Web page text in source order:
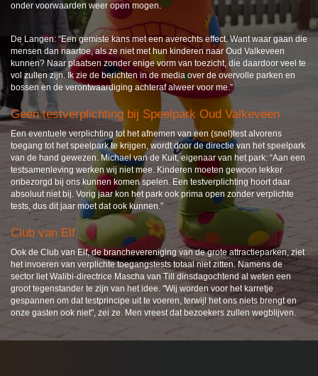
onder voorwaarden weer open mogen.
De Langen: “Een gemiste kans met een averechts effect. Want waar gaan die
mensen dan naartoe, als ze niet met hun kinderen naar Oud Valkeveen
kunnen? Naar plaatsen zonder enige vorm van toezicht, die daardoor veel te
vol zullen zijn. Ik zie de berichten in de media over de overvolle parken en
bossen en de verontwaardiging achteraf alweer voor me.”
Geen testverplichting bij Speelpark Oud Valkeveen
Een eventuele verplichting tot het afnemen van een (snel)test alvorens
toegang tot het speelpark te krijgen, wordt door de directie van het speelpark
van de hand gewezen. Michael van de Kuit, eigenaar van het park: “Aan een
testsamenleving werken wij niet mee. Kinderen moeten gewoon lekker
onbezorgd bij ons kunnen komen spelen. Een testverplichting hoort daar
absoluut niet bij. Vorig jaar kon het park ook prima open zonder verplichte
tests, dus dit jaar moet dat ook kunnen.”
Club van Elf
Ook de Club van Elf, de branchevereniging van de grote attractieparken, ziet
het invoeren van verplichte toegangstests totaal niet zitten. Namens de
sector liet Walibi-directrice Mascha van Till dinsdagochtend al weten een
groot tegenstander te zijn van het idee. "Wij worden voor het karretje
gespannen om dat testprincipe uit te voeren, terwijl het ons niets brengt en
onze gasten ook niet", zei ze. Men vreest dat bezoekers zullen wegblijven.